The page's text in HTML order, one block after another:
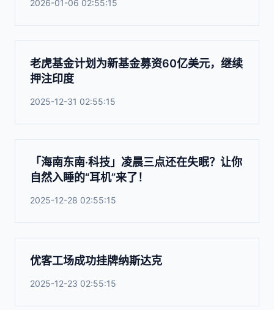
2026-01-06 02:55:15
老虎基金计划为新基金募资60亿美元，继续
押注印度
2025-12-31 02:55:15
「海南东南·科技」凌晨三点还在失眠？让你
自然入睡的“耳机”来了！
2025-12-28 02:55:15
优客工场成功挂牌纳斯达克
2025-12-23 02:55:15